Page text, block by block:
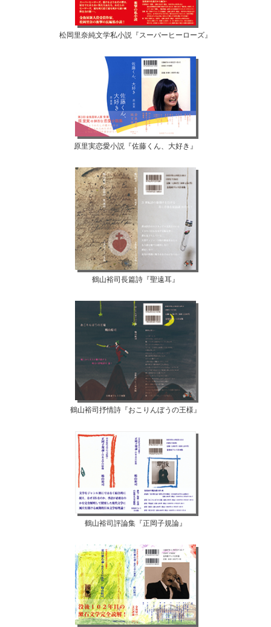
松岡里奈純文学私小説『スーパーヒーローズ』
原里実恋愛小説『佐藤くん、大好き』
鶴山裕司長篇詩『聖遠耳』
鶴山裕司抒情詩『おこりんぼうの王様』
鶴山裕司評論集『正岡子規論』